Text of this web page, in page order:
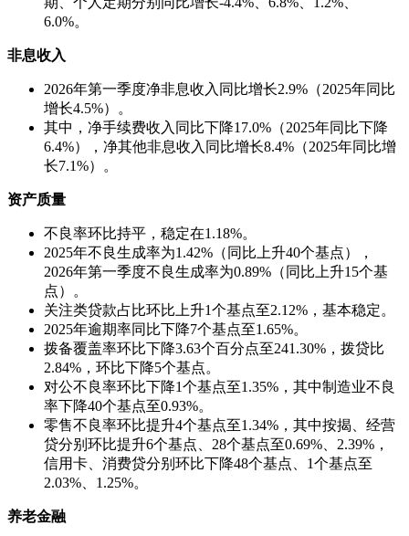
6.0%。
非息收入
2026年第一季度净非息收入同比增长2.9%（2025年同比
增长4.5%）。
其中，净手续费收入同比下降17.0%（2025年同比下降
6.4%），净其他非息收入同比增长8.4%（2025年同比增
长7.1%）。
资产质量
不良率环比持平，稳定在1.18%。
2025年不良生成率为1.42%（同比上升40个基点），
2026年第一季度不良生成率为0.89%（同比上升15个基
点）。
关注类贷款占比环比上升1个基点至2.12%，基本稳定。
2025年逾期率同比下降7个基点至1.65%。
拨备覆盖率环比下降3.63个百分点至241.30%，拨贷比
2.84%，环比下降5个基点。
对公不良率环比下降1个基点至1.35%，其中制造业不良
率下降40个基点至0.93%。
零售不良率环比提升4个基点至1.34%，其中按揭、经营
贷分别环比提升6个基点、28个基点至0.69%、2.39%，
信用卡、消费贷分别环比下降48个基点、1个基点至
2.03%、1.25%。
养老金融